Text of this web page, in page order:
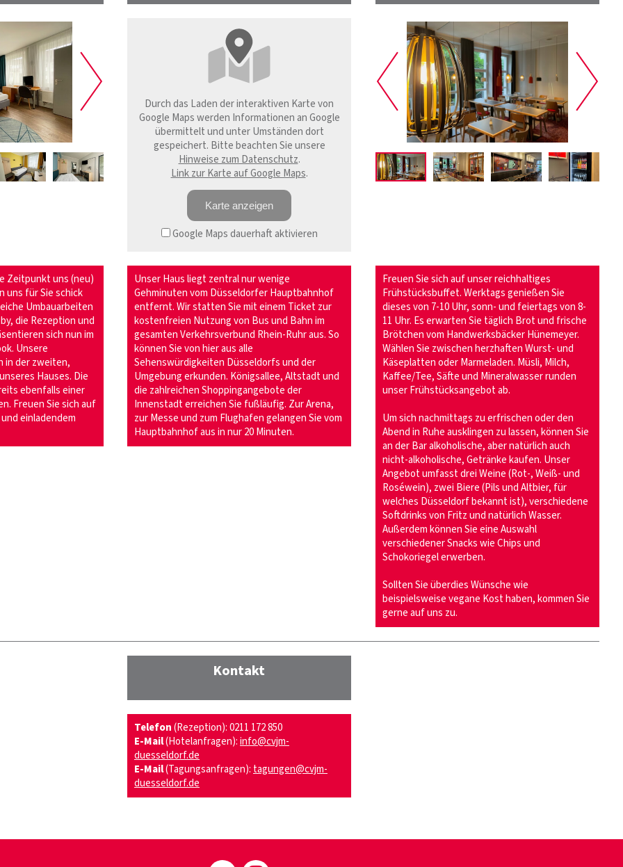
Durch das Laden der interaktiven Karte von
Google Maps werden Informationen an Google
übermittelt und unter Umständen dort
gespeichert. Bitte beachten Sie unsere
Hinweise zum Datenschutz.
Link zur Karte auf Google Maps.
Karte anzeigen
Google Maps dauerhaft aktivieren
Zeitpunkt uns (neu)
uns für Sie schick
Umbauarbeiten
die Rezeption und
sich nun im
Unsere
in der zweiten,
Hauses. Die
ebenfalls einer
Freuen Sie sich auf
einladendem
Unser Haus liegt zentral nur wenige
Gehminuten vom Düsseldorfer Hauptbahnhof
entfernt. Wir statten Sie mit einem Ticket zur
kostenfreien Nutzung von Bus und Bahn im
gesamten Verkehrsverbund Rhein-Ruhr aus. So
können Sie von hier aus alle
Sehenswürdigkeiten Düsseldorfs und der
Umgebung erkunden. Königsallee, Altstadt und
die zahlreichen Shoppingangebote der
Innenstadt erreichen Sie fußläufig. Zur Arena,
zur Messe und zum Flughafen gelangen Sie vom
Hauptbahnhof aus in nur 20 Minuten.
Freuen Sie sich auf unser reichhaltiges
Frühstücksbuffet. Werktags genießen Sie
dieses von 7-10 Uhr, sonn- und feiertags von 8-
11 Uhr. Es erwarten Sie täglich Brot und frische
Brötchen vom Handwerksbäcker Hünemeyer.
Wählen Sie zwischen herzhaften Wurst- und
Käseplatten oder Marmeladen. Müsli, Milch,
Kaffee/Tee, Säfte und Mineralwasser runden
unser Frühstücksangebot ab.
Um sich nachmittags zu erfrischen oder den
Abend in Ruhe ausklingen zu lassen, können Sie
an der Bar alkoholische, aber natürlich auch
nicht-alkoholische, Getränke kaufen. Unser
Angebot umfasst drei Weine (Rot-, Weiß- und
Roséwein), zwei Biere (Pils und Altbier, für
welches Düsseldorf bekannt ist), verschiedene
Softdrinks von Fritz und natürlich Wasser.
Außerdem können Sie eine Auswahl
verschiedener Snacks wie Chips und
Schokoriegel erwerben.
Sollten Sie überdies Wünsche wie
beispielsweise vegane Kost haben, kommen Sie
gerne auf uns zu.
Kontakt
Telefon(Rezeption): 0211 172 850
E-Mail(Hotelanfragen):info@cvjm-
duesseldorf.de
E-Mail(Tagungsanfragen):tagungen@cvjm-
duesseldorf.de